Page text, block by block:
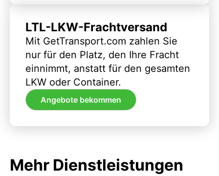
LTL-LKW-Frachtversand
Mit GetTransport.com zahlen Sie
nur für den Platz, den Ihre Fracht
einnimmt, anstatt für den gesamten
LKW oder Container.
Angebote bekommen
Mehr Dienstleistungen